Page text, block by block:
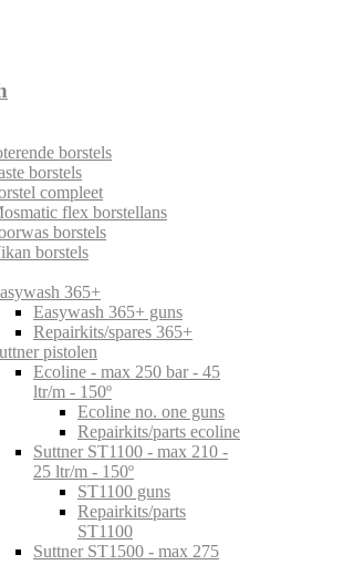
borstels
borstels
compleet
flex borstellans
borstels
borstels
365+
Easywash 365+ guns
Repairkits/spares 365+
pistolen
Ecoline - max 250 bar - 45
ltr/m - 150º
Ecoline no. one guns
Repairkits/parts ecoline
Suttner ST1100 - max 210 -
25 ltr/m - 150º
ST1100 guns
Repairkits/parts
ST1100
Suttner ST1500 - max 275